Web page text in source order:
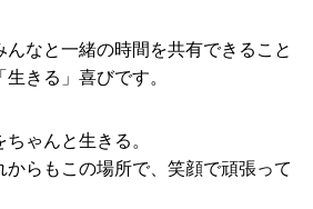
んなと一緒の時間を共有できること
きる」喜びです。
ゃんと生きる。
らもこの場所で、笑顔で頑張って